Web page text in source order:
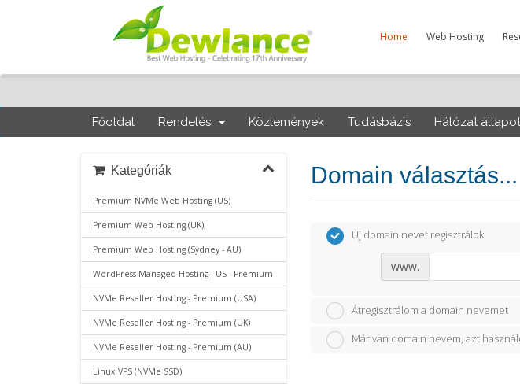
Home Web Hosting
Főoldal Rendelés Közlemények Tudásbázis Hálózat
Domain választás...
Kategóriák
Premium NVMe Web Hosting (US)
Premium Web Hosting (UK)
Premium Web Hosting (Sydney - AU)
WordPress Managed Hosting - US - Premium
NVMe Reseller Hosting - Premium (USA)
NVMe Reseller Hosting - Premium (UK)
NVMe Reseller Hosting - Premium (AU)
Linux VPS (NVMe SSD)
Új domain nevet regisztrálok
www.
Átregisztrálom a domain nevemet
Már van domain nevem, azt